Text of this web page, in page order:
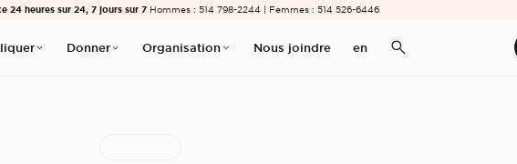
24 heures sur 24, 7 jours sur 7 Hommes : 514 798-2244 | Femmes : 514 526-6446
Donner Organisation Nous joindre en